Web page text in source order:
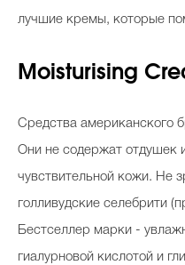
Хит недели от визажиста
Celebrity дня
Фотоальбом
лучшие кремы, которые
Moisturising
Средства американского
Они не содержат отдушек
чувствительной кожи. Не
голливудские селебрити
Бестселлер марки -
гиалурновой кислотой и